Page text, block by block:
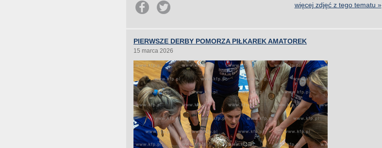
więcej zdjęć z tego tematu »
PIERWSZE DERBY POMORZA PIŁKAREK AMATOREK
15 marca 2026